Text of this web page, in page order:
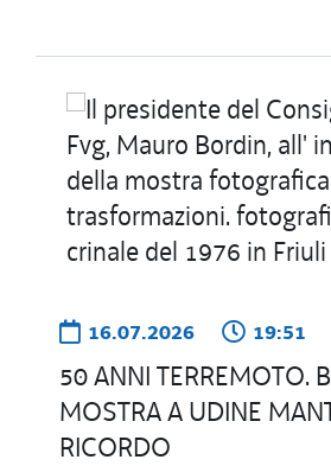
16.07.2026 19:51
50 ANNI TERREMOTO.
MOSTRA A UDINE
RICORDO